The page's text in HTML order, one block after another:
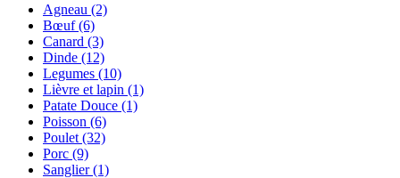
Agneau (2)
Bœuf (6)
Canard (3)
Dinde (12)
Legumes (10)
Lièvre et lapin (1)
Patate Douce (1)
Poisson (6)
Poulet (32)
Porc (9)
Sanglier (1)